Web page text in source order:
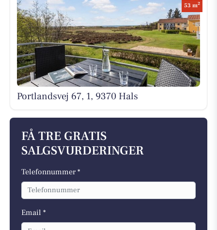
53 m2
Portlandsvej 67, 1, 9370 Hals
FÅ TRE GRATIS
SALGSVURDERINGER
Telefonnummer *
Email *